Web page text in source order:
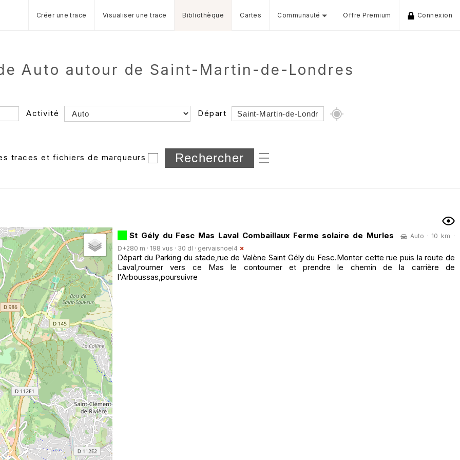
Créer une trace Visualiser une trace Bibliothèque Cartes Communauté Offre Premium Connexion
Auto autour de Saint-Martin-de-Londres
Activité Départ
Dossier
et sous-dossiers
traces et fichiers de marqueurs
St Gély du Fesc Mas Laval Combaillaux Ferme solaire de Murles
Auto · 10 km ·
D+280 m · 198 vus · 30 dl · gervaisnoel4
Départ du Parking du stade,rue de Valène Saint Gély du Fesc.Monter cette rue puis la route de
Laval,rourner vers ce Mas le contourner et prendre le chemin de la carrière de
l'Arboussas,poursuivre